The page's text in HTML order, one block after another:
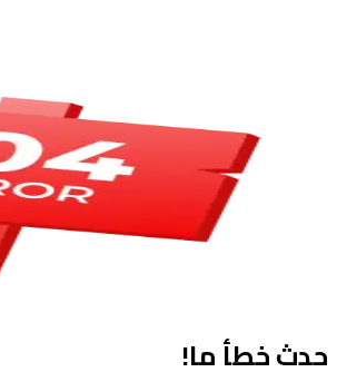
حدث خطأ ما!